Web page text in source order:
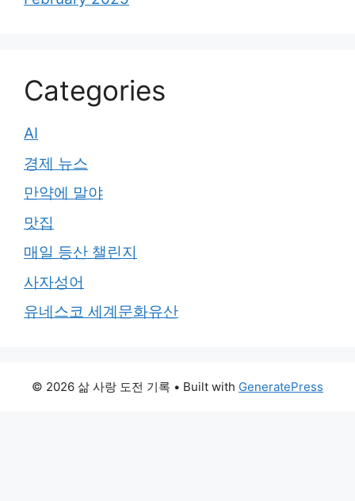
Categories
AI
경제 뉴스
만약에 말야
맛집
매일 등산 챌린지
사자성어
유네스코 세계문화유산
© 2026 삶 사랑 도전 기록 • Built with GeneratePress